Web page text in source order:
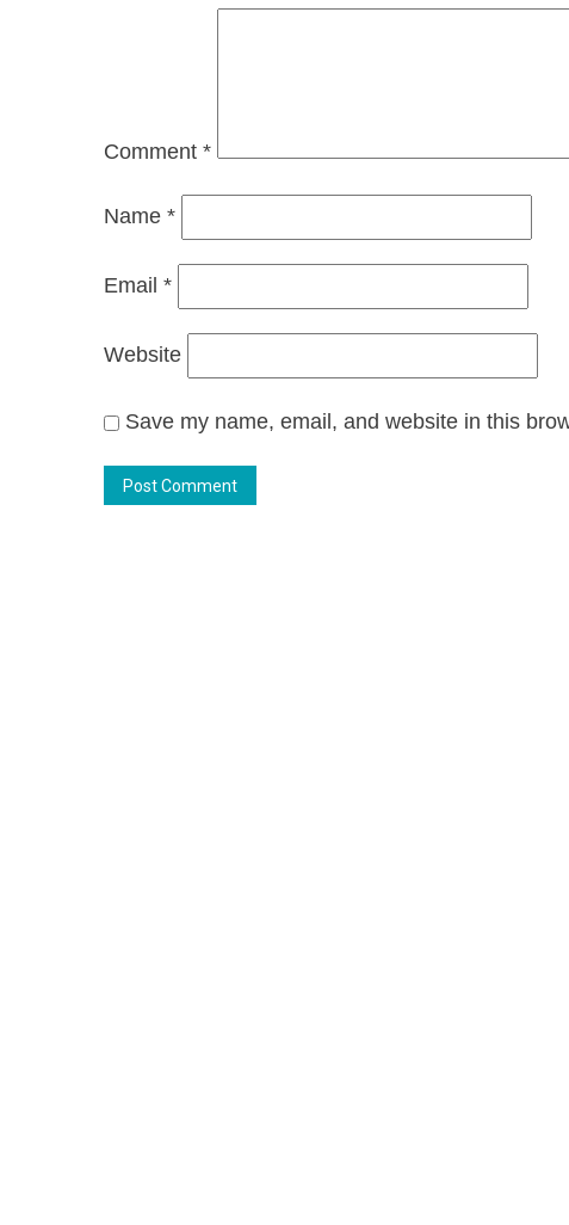
Comment *
Name *
Email *
Website
Save my name, email, and website in this